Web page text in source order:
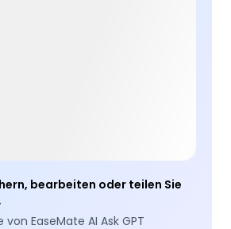
bearbeiten oder teilen Sie
EaseMate AI Ask GPT